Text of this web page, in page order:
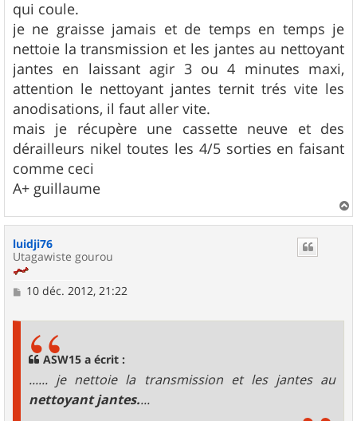
qui coule.
je ne graisse jamais et de temps en temps je
nettoie la transmission et les jantes au nettoyant
jantes en laissant agir 3 ou 4 minutes maxi,
attention le nettoyant jantes ternit trés vite les
anodisations, il faut aller vite.
mais je récupère une cassette neuve et des
dérailleurs nikel toutes les 4/5 sorties en faisant
comme ceci
A+ guillaume
a
luidji76
Utagawiste gourou
M10 déc. 2012, 21:22
ASW15 a écrit :
...... je nettoie la transmission et les jantes au
nettoyant jantes....